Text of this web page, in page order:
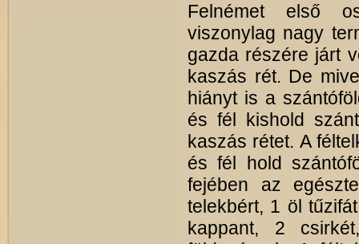
Felnémet első
viszonylag nagy
gazda részére járt
kaszás rét. De
hiányt is a
és fél kishold
kaszás rétet. A
és fél hold
fejében az
telekbért, 1 öl
kappant, 2